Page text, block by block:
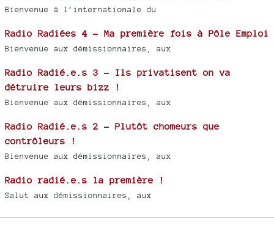
Bienvenue à l’internationale du
Radio Radiées 4 - Ma première fois à Pôle Emploi
Bienvenue aux démissionnaires, aux
Radio Radié.e.s 3 - Ils privatisent on va
détruire leurs bizz !
Bienvenue aux démissionnaires, aux
Radio Radié.e.s 2 - Plutôt chomeurs que
contrôleurs !
Bienvenue aux démissionnaires, aux
Radio radié.e.s la première !
Salut aux démissionnaires, aux